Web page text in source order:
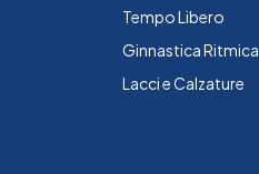
Tempo Libero
Ginnastica Ritmica
Lacci e Calzature